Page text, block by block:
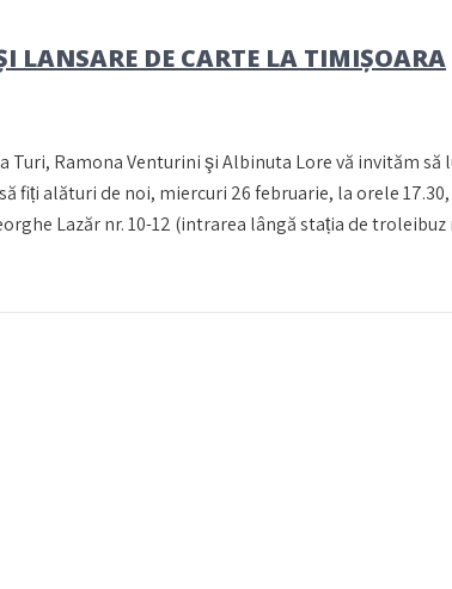
LANSARE DE CARTE LA TIMIȘOARA
Turi, Ramona Venturini şi Albinuta Lore vă invităm
fiți alături de noi, miercuri 26 februarie, la orele
Lazăr nr. 10-12 (intrarea lângă stația de